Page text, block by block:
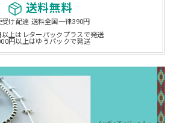
送料無料
受け配達 送料全国一律390円
以上はレターパックプラスで発送
円以上はゆうパックで発送